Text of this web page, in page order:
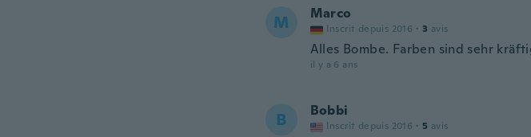
M Marco
Inscrit depuis 2016 · 3 avis
Alles Bombe. Farben sind sehr
il y a 6 ans
B Bobbi
Inscrit depuis 2016 · 5 avis